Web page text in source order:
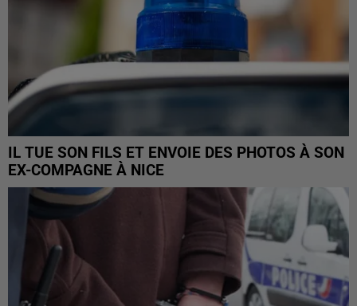
IL TUE SON FILS ET ENVOIE DES PHOTOS À SON
EX-COMPAGNE À NICE